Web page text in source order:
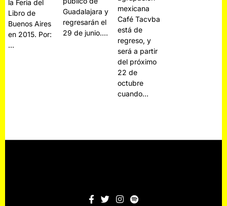
la Feria del
Libro de
Buenos Aires
en 2015. Por:
…
Guadalajara y
regresarán el
29 de junio.…
mexicana
Café Tacvba
está de
regreso, y
será a partir
del próximo
22 de
octubre
cuando…